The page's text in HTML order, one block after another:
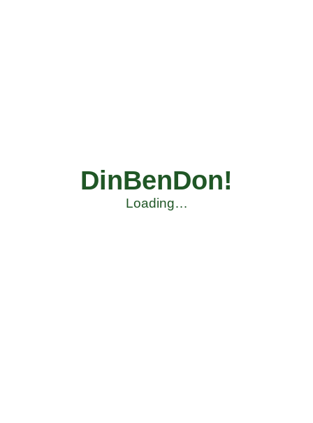
DinBenDon!
Loading…